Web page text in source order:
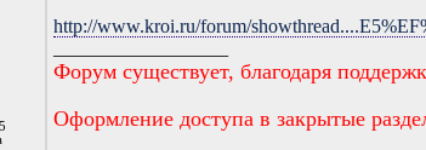
http://www.kroi.ru/forum/
Форум существует, благодаря
Оформление доступа в закрытые